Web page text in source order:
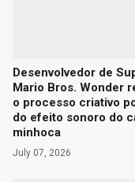
Desenvolvedor de
Mario Bros. Wonder
o processo criativo
do efeito sonoro do
minhoca
July 07, 2026